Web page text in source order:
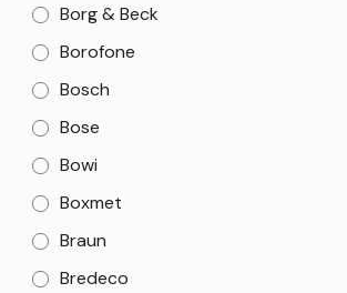
Borg & Beck
Borofone
Bosch
Bose
Bowi
Boxmet
Braun
Bredeco